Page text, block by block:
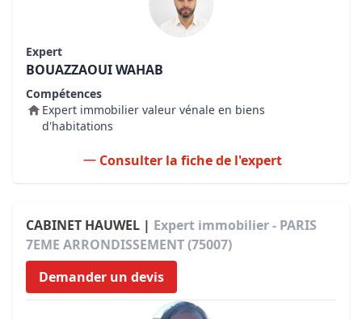
Expert
BOUAZZAOUI WAHAB
Compétences
Expert immobilier valeur vénale en biens
d'habitations
Consulter la fiche de l'expert
CABINET HAUWEL | Expert immobilier - PARIS
7EME ARRONDISSEMENT (75007)
Demander un devis